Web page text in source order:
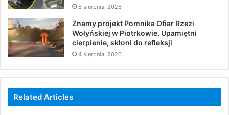
5 sierpnia, 2026
Znamy projekt Pomnika Ofiar Rzezi
Wołyńskiej w Piotrkowie. Upamiętni
cierpienie, skłoni do refleksji
4 sierpnia, 2026
Related Articles